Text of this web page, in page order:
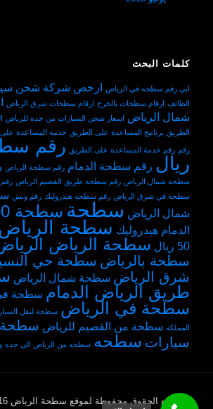
كلمات البحث
ابي رقم سطحه في الرياض ارخص شركة شحن
الطائف ارقام سطحات بالخرج ارقام سطحات شرق الرياض
شمال الرياض اسعار شحن السيارات من جدة للرياض
الطريق برنامج المساعدة على الطريق خدمة المساعدة
رقم رقم خدمة المساعدة على الطريق
ريال رقم سطحة الدمام رقم سطحة الرياض
سطحه شمال الرياض رقم سطحه طريق القصيم الرياض
سطحه في شرق الرياض رقم سطحه هيدروليك رقم ونش
شمال الرياض سطحة سطحة 50 ريال
الدمام هيدروليك سطحة الرياض
50 ريال
سطحة الرياض
سطحة بالرياض سطحة حي
شرق الرياض سطحة شمال الرياض
طريق الرياض الدمام سطحة
سطحة في الرياض سطحة لنقل
المملكه سطحة من القصيم للرياض
سيارات سطحه سطحه من الرياض الى جده
© جميع الحقوق محفوظة لموقع سطحة الرياض 2016 - 2021